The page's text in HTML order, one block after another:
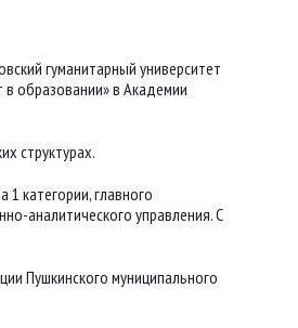
гуманитарный университет
образовании» в Академии
структурах.
категории, главного
аналитического управления. С
Пушкинского муниципального